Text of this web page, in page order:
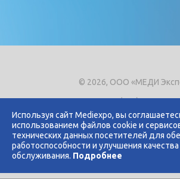
Используя сайт Mediexpo, вы
использованием файлов cookie и
технических данных посетителей для
работоспособности и улучшения качества
обслуживания. Подробнее
© 2026, ООО «МЕДИ
Тел.+7 (495) 721-8866
E-mail:expo@mediexpo.ru
Контакты
Политика использования
Политика